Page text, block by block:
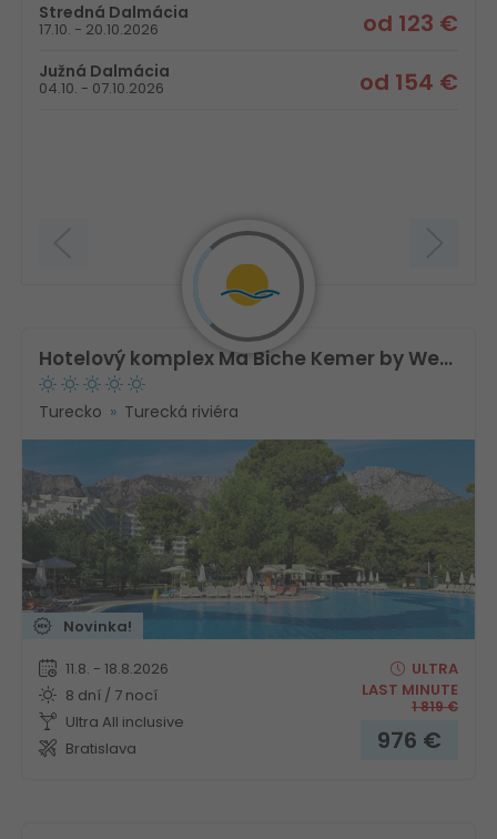
Stredná Dalmácia
17.10. - 20.10.2026 od 123 €
Južná Dalmácia
04.10. - 07.10.2026 od 154 €
Hotelový komplex Ma Biche Kemer by Werde Hotels
Turecko Turecká riviéra
Novinka!
11.8. - 18.8.2026
8 dní / 7 nocí
Ultra All inclusive
Bratislava
ULTRA
LAST MINUTE
1 819€
976 €